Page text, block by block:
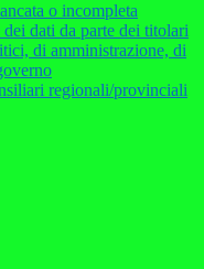
o incompleta
dati da parte dei titolari
di amministrazione, di
regionali/provinciali